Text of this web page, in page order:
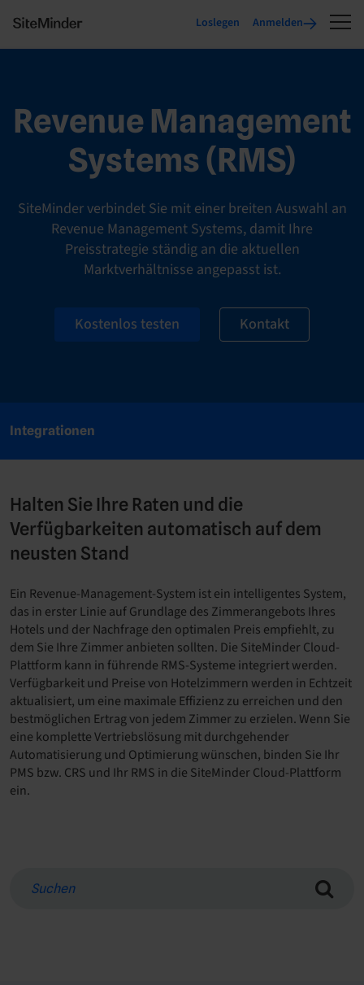
Loslegen Anmelden
Revenue Management
Systems (RMS)
SiteMinder verbindet Sie mit einer breiten Auswahl an
Revenue Management Systems, damit Ihre
Preisstrategie ständig an die aktuellen
Marktverhältnisse angepasst ist.
Kostenlos testen Kontakt
Integrationen
Halten Sie Ihre Raten und die
Verfügbarkeiten automatisch auf dem
neusten Stand
Ein Revenue-Management-System ist ein intelligentes System,
das in erster Linie auf Grundlage des Zimmerangebots Ihres
Hotels und der Nachfrage den optimalen Preis empfiehlt, zu
dem Sie Ihre Zimmer anbieten sollten. Die SiteMinder Cloud-
Plattform kann in führende RMS-Systeme integriert werden.
Verfügbarkeit und Preise von Hotelzimmern werden in Echtzeit
aktualisiert, um eine maximale Effizienz zu erreichen und den
bestmöglichen Ertrag von jedem Zimmer zu erzielen. Wenn Sie
eine komplette Vertriebslösung mit durchgehender
Automatisierung und Optimierung wünschen, binden Sie Ihr
PMS bzw. CRS und Ihr RMS in die SiteMinder Cloud-Plattform
ein.